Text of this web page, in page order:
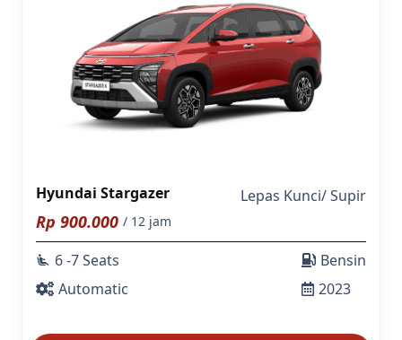
Hyundai Stargazer Lepas Kunci/Supir
Rp 900.000 / 12 jam
airline_seat_recline_extra 6 -7 Seats
Automatic
Bensin
2023